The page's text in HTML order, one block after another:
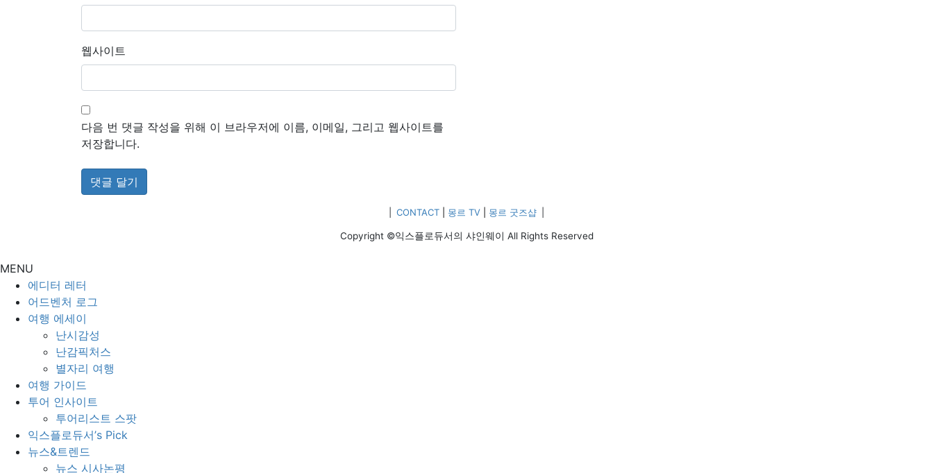
웹사이트
다음 번 댓글 작성을 위해 이 브라우저에 이름, 이메일, 그리고 웹사이트를
저장합니다.
CONTACT 몽르 TV 몽르 굿즈샵
Copyright ©익스플로듀서의 샤인웨이 All Rights Reserved
MENU
에디터 레터
어드벤처 로그
여행 에세이
난시감성
난감픽처스
별자리 여행
여행 가이드
투어 인사이트
투어리스트 스팟
익스플로듀서’s Pick
뉴스&트렌드
뉴스 시사논평